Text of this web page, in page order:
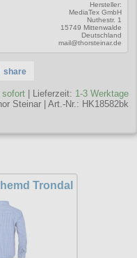
Hersteller:
MediaTex GmbH
Nuthestr. 1
15749 Mittenwalde
Deutschland
mail@thorsteinar.de
share
sofort | Lieferzeit: 1-3 Werktage
Steinar Art.-Nr.: HK18582bk
Trondal